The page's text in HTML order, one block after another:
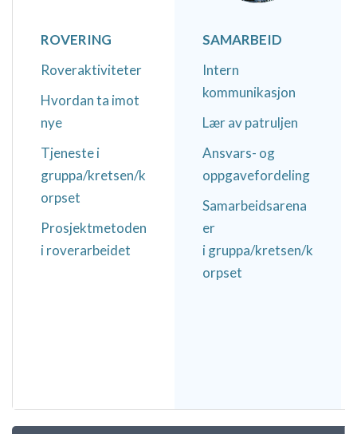
individ full av ressurser. Ta derfor bevisste valg!
Vær klar over hvordan du vil ha det, hva du gjør og
hvorfor. Det å ikke velge er også et valg.
Roverlaget som helhet er kjempeviktig, men også
byggesteinene i det - hver enkelt rover i laget. Det
finnes en balansegang mellom det å gjøre
aktiviteter sammen med hele laget, sammen med
noen få, eller alene. På den måten er
prosjektarbeid ypperlig, samtidig som det er fullt
ROVERING
Roveraktiviteter
Hvordan ta imot
nye
Tjeneste i
gruppa/kretsen/k
orpset
Prosjektmetoden
i roverarbeidet
SAMARBEID
Intern
kommunikasjon
Lær av patruljen
Ansvars- og
oppgavefordeling
Samarbeidsarena
er
igruppa/kretsen/k
orpset